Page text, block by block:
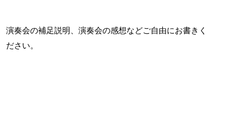
演奏会の補足説明、演奏会の感想などご自由にお書きく
ださい。